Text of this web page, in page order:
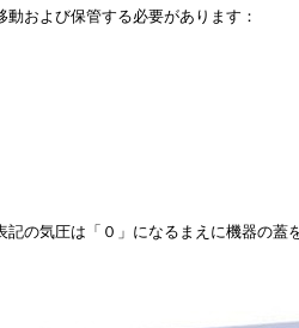
および保管する必要があります：
記の気圧は「０」になるまえに機器の蓋